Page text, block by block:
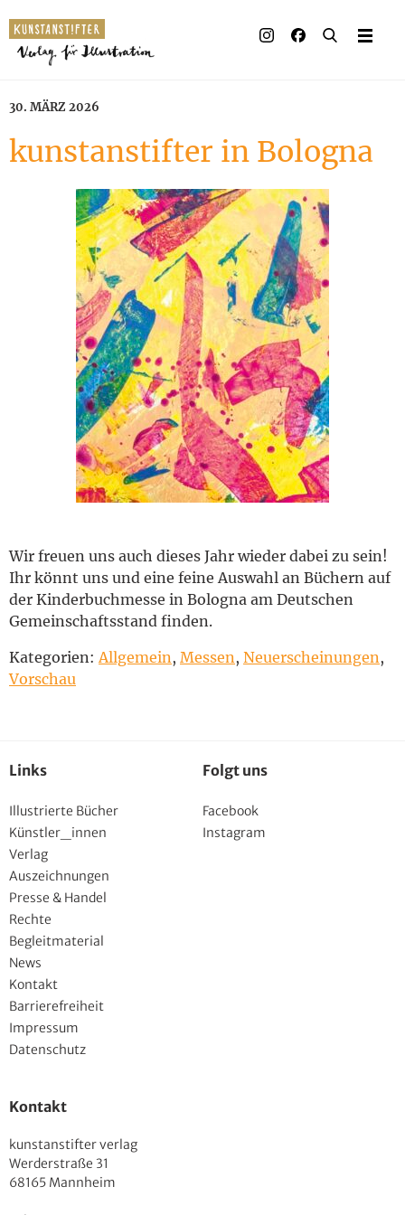
30. MÄRZ 2026
kunstanstifter in Bologna
Wir freuen uns auch dieses Jahr wieder dabei zu sein!
Ihr könnt uns und eine feine Auswahl an Büchern auf
der Kinderbuchmesse in Bologna am Deutschen
Gemeinschaftsstand finden.
Kategorien: Allgemein , Messen , Neuerscheinungen ,
Vorschau
Links
Illustrierte Bücher
Künstler_innen
Verlag
Auszeichnungen
Presse & Handel
Rechte
Begleitmaterial
News
Kontakt
Barrierefreiheit
Impressum
Datenschutz
Folgt uns
Facebook
Instagram
Kontakt
kunstanstifter verlag
Werderstraße 31
68165 Mannheim
Verlag
Presse & Handel
Rechte
Begleitmaterial
Kontakt
English